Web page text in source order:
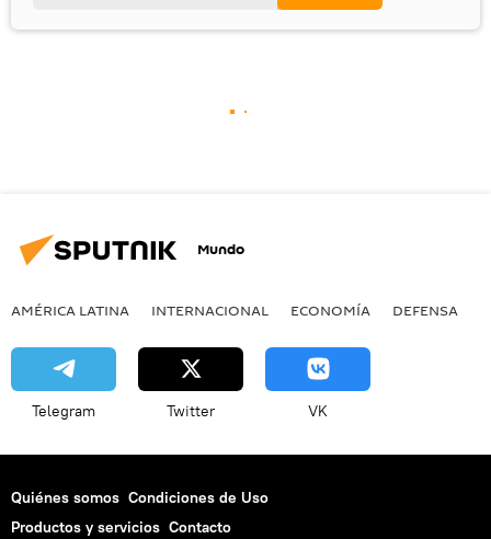
Mundo
AMÉRICA LATINA INTERNACIONAL ECONOMÍA DEFENSA
Telegram Twitter VK
Quiénes somos Condiciones de Uso
Productos y servicios Contacto